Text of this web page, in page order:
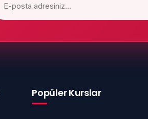
Popüler Kurslar